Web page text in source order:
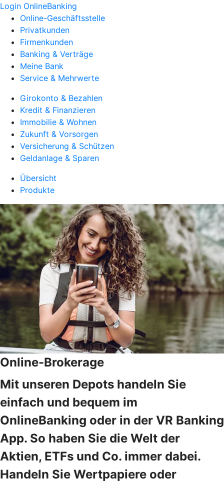
Login OnlineBanking
Online-Geschäftsstelle
Privatkunden
Firmenkunden
Banking & Verträge
Meine Bank
Service & Mehrwerte
Girokonto & Bezahlen
Kredit & Finanzieren
Immobilie & Wohnen
Zukunft & Vorsorgen
Versicherung & Schützen
Geldanlage & Sparen
Übersicht
Produkte
Online-Brokerage
Mit unseren Depots handeln Sie
einfach und bequem im
OnlineBanking oder in der VR Banking
App. So haben Sie die Welt der
Aktien, ETFs und Co. immer dabei.
Handeln Sie Wertpapiere oder